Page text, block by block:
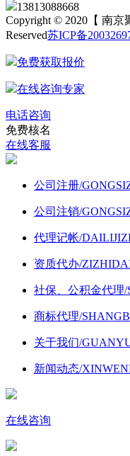
13813088668
Copyright © 2020【 南
Reserved苏ICP备
免费获取报价
在线咨询专家
电话咨询
免费核名
在线客服
公司注册/
公司注销/
代理记帐/
资质代办/
社保、公积金代理/
商标代理/
关于我们/
新闻动态/
在线咨询